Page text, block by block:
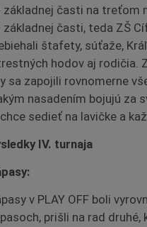
základnej časti na treťom
základnej časti, teda ZŠ
štafety, súťaže,
hodov aj rodičia.
sa zapojili rovnomerne
nasadením bojujú za
sedieť na lavičke a
IV. turnaja
v PLAY OFF boli
prišli na rad